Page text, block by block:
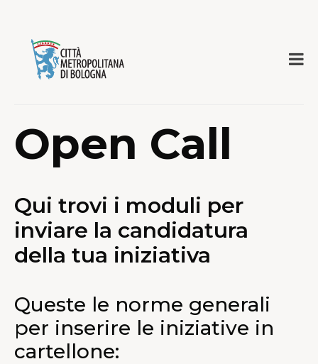
Open Call
Qui trovi i moduli per
inviare la candidatura
della tua iniziativa
Queste le norme generali
per inserire le iniziative in
cartellone: